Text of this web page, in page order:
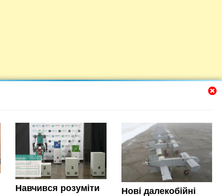
Навчився розуміти
Нові далекобійні